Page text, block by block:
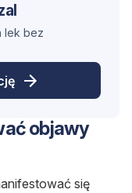
lek bez
objawy
się